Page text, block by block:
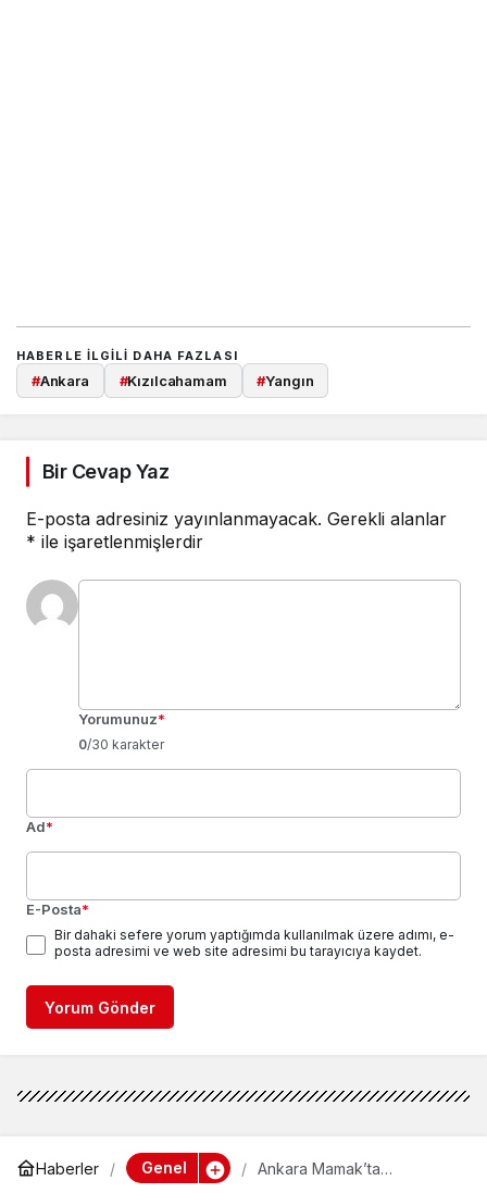
HABERLE ILGILI DAHA FAZLASI
#Ankara #Kızılcahamam #Yangın
Bir Cevap Yaz
E-posta adresiniz yayınlanmayacak. Gerekli alanlar
* ile işaretlenmişlerdir
Yorumunuz*
0/30 karakter
Ad*
E-Posta*
Bir dahaki sefere yorum yaptığımda kullanılmak üzere adımı, e-
posta adresimi ve web site adresimi bu tarayıcıya kaydet.
Yorum Gönder
Haberler Genel
Ankara Mamak’ta